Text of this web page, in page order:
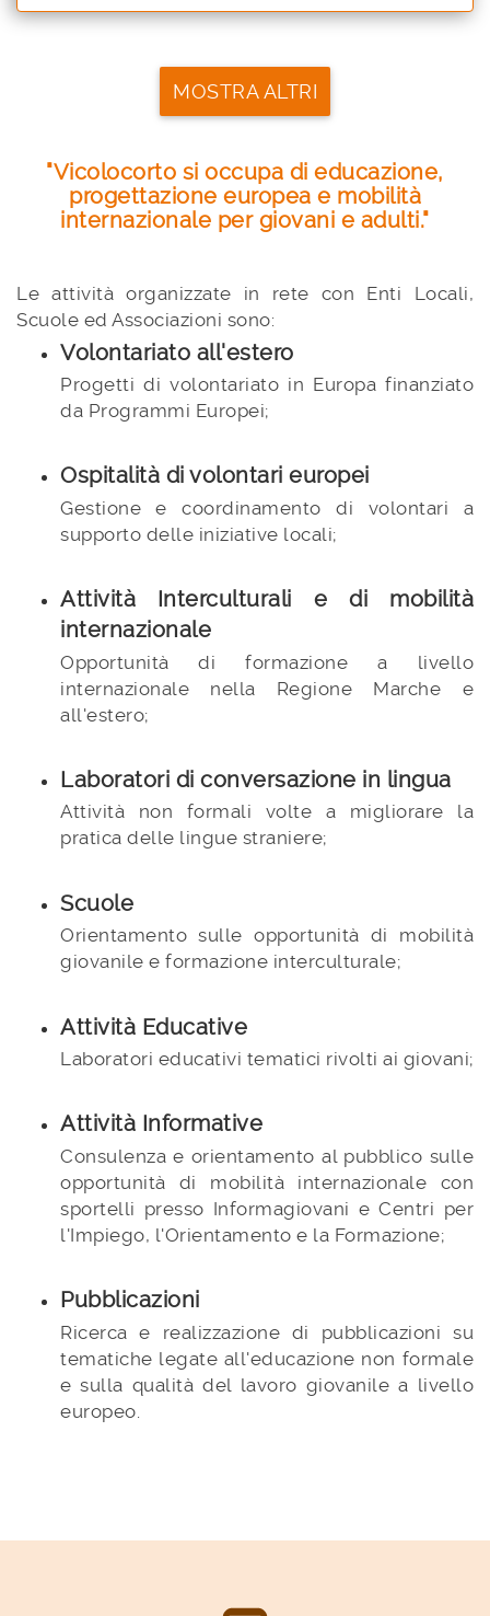
MOSTRA ALTRI
"Vicolocorto si occupa di educazione,
progettazione europea e mobilità
internazionale per giovani e adulti."
Le attività organizzate in rete con Enti Locali,
Scuole ed Associazioni sono:
Volontariato all'estero
Progetti di volontariato in Europa finanziato
da Programmi Europei;
Ospitalità di volontari europei
Gestione e coordinamento di volontari a
supporto delle iniziative locali;
Attività Interculturali e di mobilità
internazionale
Opportunità di formazione a livello
internazionale nella Regione Marche e
all'estero;
Laboratori di conversazione in lingua
Attività non formali volte a migliorare la
pratica delle lingue straniere;
Scuole
Orientamento sulle opportunità di mobilità
giovanile e formazione interculturale;
Attività Educative
Laboratori educativi tematici rivolti ai giovani;
Attività Informative
Consulenza e orientamento al pubblico sulle
opportunità di mobilità internazionale con
sportelli presso Informagiovani e Centri per
l'Impiego, l'Orientamento e la Formazione;
Pubblicazioni
Ricerca e realizzazione di pubblicazioni su
tematiche legate all'educazione non formale
e sulla qualità del lavoro giovanile a livello
europeo.